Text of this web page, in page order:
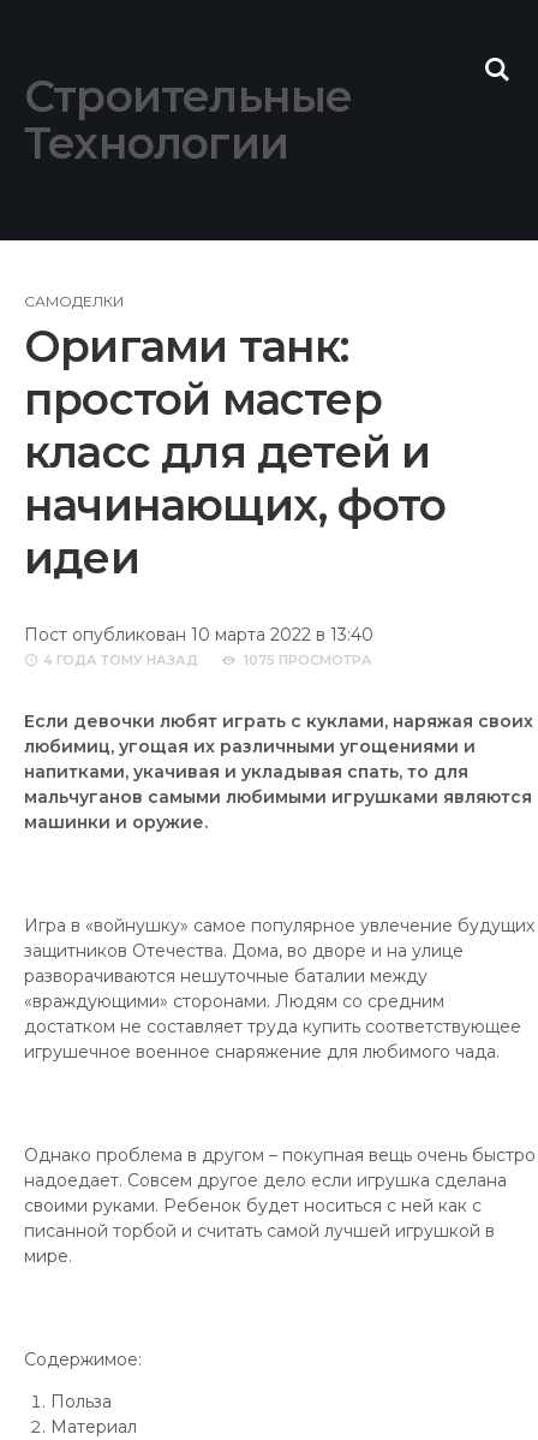
Строительные
Технологии
САМОДЕЛКИ
Оригами танк:
простой мастер
класс для детей и
начинающих, фото
идеи
Пост опубликован 10 марта 2022 в 13:40
4 ГОДА ТОМУ НАЗАД 1075 ПРОСМОТРА
Если девочки любят играть с куклами, наряжая своих
любимиц, угощая их различными угощениями и
напитками, укачивая и укладывая спать, то для
мальчуганов самыми любимыми игрушками являются
машинки и оружие.
Игра в «войнушку» самое популярное увлечение будущих
защитников Отечества. Дома, во дворе и на улице
разворачиваются нешуточные баталии между
«враждующими» сторонами. Людям со средним
достатком не составляет труда купить соответствующее
игрушечное военное снаряжение для любимого чада.
Однако проблема в другом – покупная вещь очень быстро
надоедает. Совсем другое дело если игрушка сделана
своими руками. Ребенок будет носиться с ней как с
писанной торбой и считать самой лучшей игрушкой в
мире.
Содержимое:
Польза
Материал